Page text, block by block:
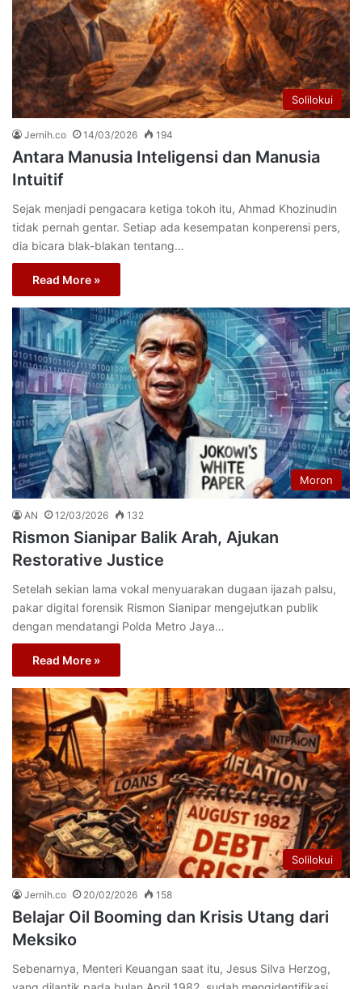
Solilokui
Jernih.co 14/03/2026 194
Antara Manusia Inteligensi dan Manusia
Intuitif
Sejak menjadi pengacara ketiga tokoh itu, Ahmad Khozinudin
tidak pernah gentar. Setiap ada kesempatan konperensi pers,
dia bicara blak-blakan tentang…
Read More »
Moron
AN 12/03/2026 132
Rismon Sianipar Balik Arah, Ajukan
Restorative Justice
Setelah sekian lama vokal menyuarakan dugaan ijazah palsu,
pakar digital forensik Rismon Sianipar mengejutkan publik
dengan mendatangi Polda Metro Jaya…
Read More »
Solilokui
Jernih.co 20/02/2026 158
Belajar Oil Booming dan Krisis Utang dari
Meksiko
Sebenarnya, Menteri Keuangan saat itu, Jesus Silva Herzog,